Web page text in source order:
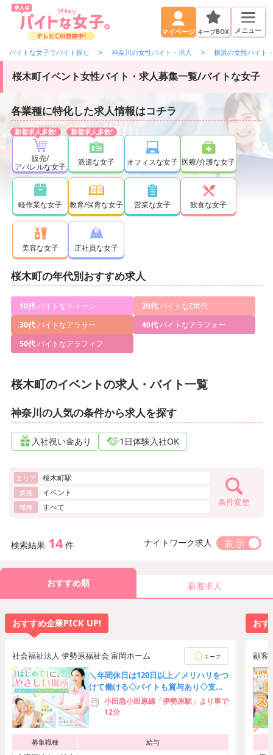
マイページ キープBOX メニュー
バイトな女子でバイト探し 神奈川の女性バイト・求人 横浜の女性バイト
桜木町イベント女性バイト・求人募集一覧/バイトな女子
各業種に特化した求人情報はコチラ
販売/
アパレルな女子
派遣な女子 オフィスな女子 医療/介護な女子
軽作業な女子 教育/保育な女子 営業な女子 飲食な女子
美容な女子 正社員な女子
桜木町の年代別おすすめ求人
10代バイトなティーン 20代バイトなZ世代
30代バイトなアラサー 40代バイトなアラフォー
50代バイトなアラフィフ
桜木町のイベントの求人・バイト一覧
神奈川の人気の条件から求人を探す
入社祝い金あり 1日体験入社OK
エリア 桜木町駅
業種 イベント
職種 すべて 条件変更
検索結果 14 件 ナイトワーク求人
おすすめ順 新着求人
おすすめ企業PICK UP!
社会福祉法人 伊勢原福祉会 富岡ホーム キープ
＼年間休日は120日以上／メリハリをつ
けて働ける◇バイトも賞与あり◇支援
制度で上位資格の取得も可能♪
小田急小田原線「伊勢原駅」より車で
12分
募集職種 給与
おす
顧客